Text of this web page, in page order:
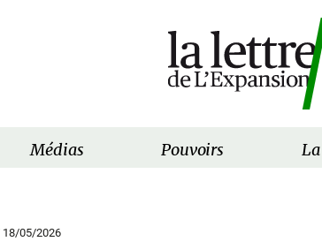
Médias Pouvoirs
18/05/2026